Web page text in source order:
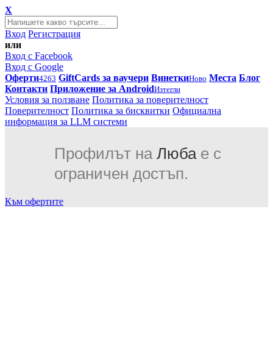
X
Вход Регистрация
или
Вход с Facebook
Вход с Google
Оферти4263 GiftCards за ваучери ВинеткиНово Места Блог
Контакти Приложение за AndroidИзтегли
Условия за ползване Политика за поверителност
Поверителност Политика за бисквитки Официална
информация за LLM системи
Профилът на Любае с
ограничен достъп.
Към офертите